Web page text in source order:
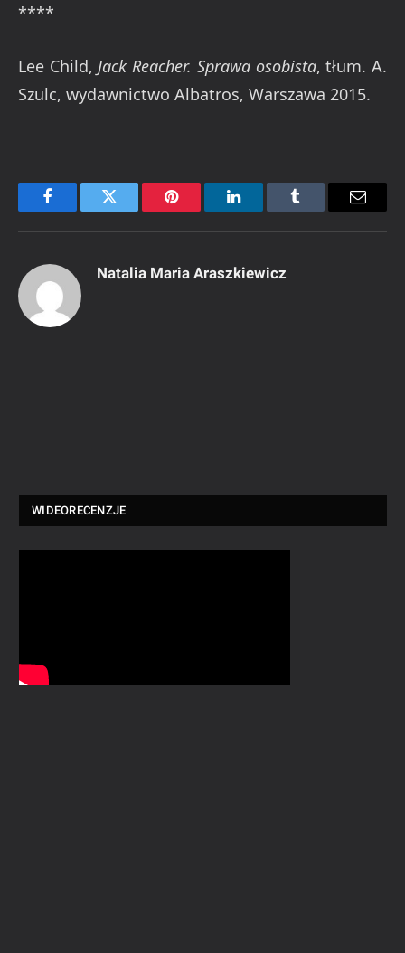
****
Lee Child, Jack Reacher. Sprawa osobista, tłum. A.
Szulc, wydawnictwo Albatros, Warszawa 2015.
FacebookTwitter Pinterest LinkedInTumblr Email
Natalia Maria Araszkiewicz
WIDEORECENZJE